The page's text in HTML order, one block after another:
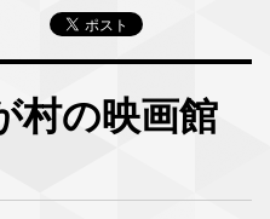
村の映画館